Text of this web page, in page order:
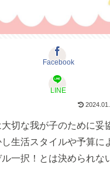
Facebook
LINE
切な我が子のために妥
生活スタイルや予算に
一択！とは決められな